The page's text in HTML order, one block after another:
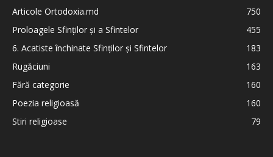
Articole Ortodoxia.md
750
Proloagele Sfinților și a Sfintelor
455
6. Acatiste închinate Sfinților și Sfintelor
183
Rugăciuni
163
Fără categorie
160
Poezia religioasă
160
Stiri religioase
79